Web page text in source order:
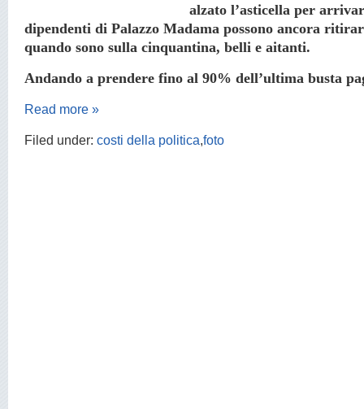
alzato l’asticella per
dipendenti di Palazzo Madama possono ancora
quando sono sulla cinquantina, belli e aitanti.
Andando a prendere fino al 90% dell’ultima busta
Read more »
Filed under: costi della politica,foto